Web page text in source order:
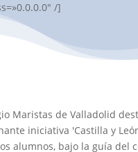
/]
Maristas de Valladolid
iniciativa 'Castilla y
alumnos, bajo la guía del